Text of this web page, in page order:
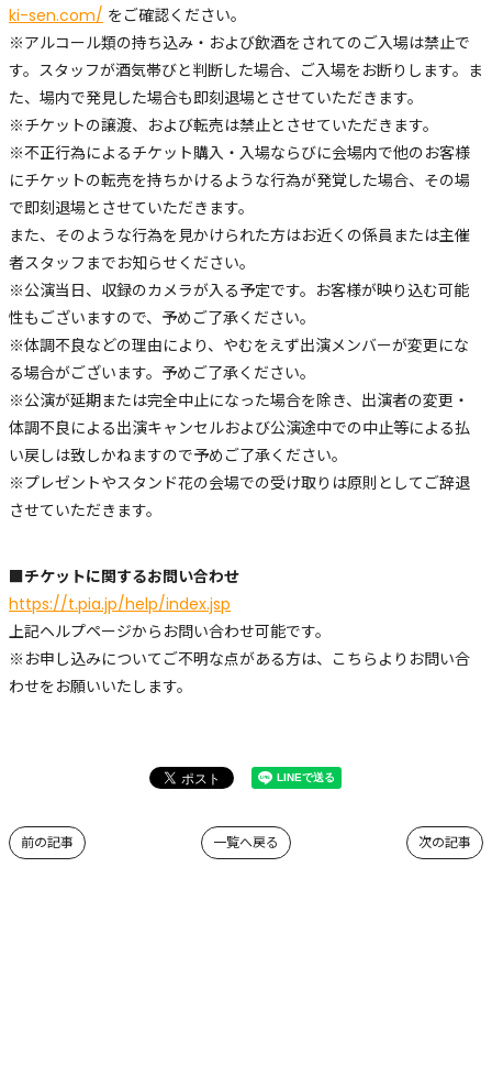
ki-sen.com/ をご確認ください。
※アルコール類の持ち込み・および飲酒をされてのご入場は禁止で
す。スタッフが酒気帯びと判断した場合、ご入場をお断りします。ま
た、場内で発見した場合も即刻退場とさせていただきます。
※チケットの譲渡、および転売は禁止とさせていただきます。
※不正行為によるチケット購入・入場ならびに会場内で他のお客様
にチケットの転売を持ちかけるような行為が発覚した場合、その場
で即刻退場とさせていただきます。
また、そのような行為を見かけられた方はお近くの係員または主催
者スタッフまでお知らせください。
※公演当日、収録のカメラが入る予定です。お客様が映り込む可能
性もございますので、予めご了承ください。
※体調不良などの理由により、やむをえず出演メンバーが変更にな
る場合がございます。予めご了承ください。
※公演が延期または完全中止になった場合を除き、出演者の変更・
体調不良による出演キャンセルおよび公演途中での中止等による払
い戻しは致しかねますので予めご了承ください。
※プレゼントやスタンド花の会場での受け取りは原則としてご辞退
させていただきます。
■チケットに関するお問い合わせ
https://t.pia.jp/help/index.jsp
上記ヘルプページからお問い合わせ可能です。
※お申し込みについてご不明な点がある方は、こちらよりお問い合
わせをお願いいたします。
次の記事
一覧へ戻る
前の記事